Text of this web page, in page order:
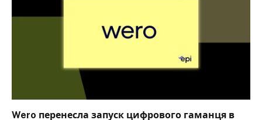
Wero перенесла запуск цифрового гаманця в